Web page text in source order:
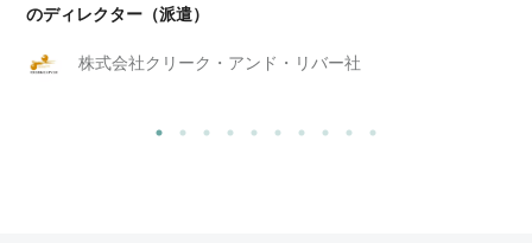
のディレクター（派遣）
株式会社クリーク・アンド・リバー社